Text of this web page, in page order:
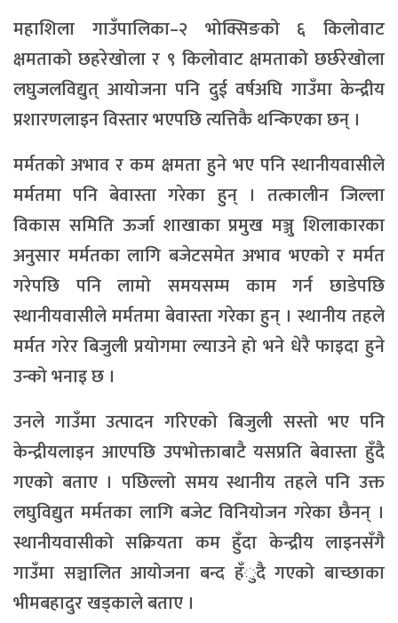
महाशिला गाउँपालिका–२ भोक्सिङको ६ किलोवाट
क्षमताको छहरेखोला र ९ किलोवाट क्षमताको छर्छरेखोला
लघुजलविद्युत् आयोजना पनि दुई वर्षअघि गाउँमा केन्द्रीय
प्रशारणलाइन विस्तार भएपछि त्यत्तिकै थन्किएका छन् ।
मर्मतको अभाव र कम क्षमता हुने भए पनि स्थानीयवासीले
मर्मतमा पनि बेवास्ता गरेका हुन् । तत्कालीन जिल्ला
विकास समिति ऊर्जा शाखाका प्रमुख मञ्जु शिलाकारका
अनुसार मर्मतका लागि बजेटसमेत अभाव भएको र मर्मत
गरेपछि पनि लामो समयसम्म काम गर्न छाडेपछि
स्थानीयवासीले मर्मतमा बेवास्ता गरेका हुन् । स्थानीय तहले
मर्मत गरेर बिजुली प्रयोगमा ल्याउने हो भने धेरै फाइदा हुने
उन्को भनाइ छ ।
उनले गाउँमा उत्पादन गरिएको बिजुली सस्तो भए पनि
केन्द्रीयलाइन आएपछि उपभोक्ताबाटै यसप्रति बेवास्ता हुँदै
गएको बताए । पछिल्लो समय स्थानीय तहले पनि उक्त
लघुविद्युत मर्मतका लागि बजेट विनियोजन गरेका छैनन् ।
स्थानीयवासीको सक्रियता कम हुँदा केन्द्रीय लाइनसँगै
गाउँमा सञ्चालित आयोजना बन्द हँुदै गएको बाच्छाका
भीमबहादुर खड्काले बताए ।